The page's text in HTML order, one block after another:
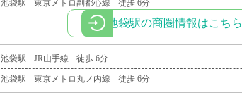
池袋駅 東京メトロ副都心線 徒歩 6分
池袋駅の商圏情報はこちら
池袋駅 JR山手線 徒歩 6分
池袋駅 東京メトロ丸ノ内線 徒歩 6分